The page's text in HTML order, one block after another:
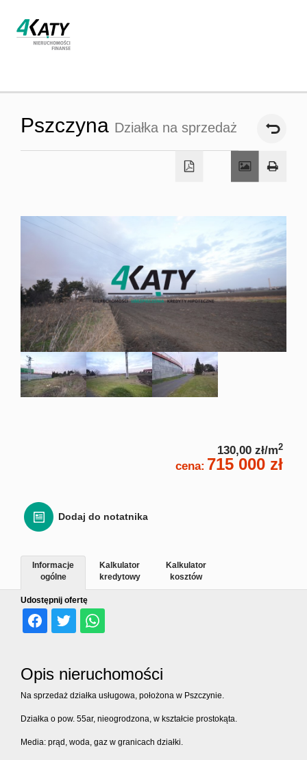
Strona
Oferta
Zgłoś
Pszczyna Działka na sprzedaż
130,00 zł/m2
cena: 715 000 zł
Dodaj do notatnika
Udostępnij ofertę
Informacje
ogólne
Kalkulator
kredytowy
Kalkulator
kosztów
Opis nieruchomości
Na sprzedaż działka usługowa, położona w Pszczynie.
Działka o pow. 55ar, nieogrodzona, w kształcie prostokąta.
Media: prąd, woda, gaz w granicach działki.